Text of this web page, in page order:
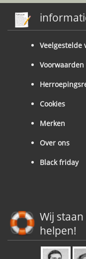
Veelgestelde
Voorwaarden
Cookies
Merken
Over ons
Black friday
Wij
helpen!